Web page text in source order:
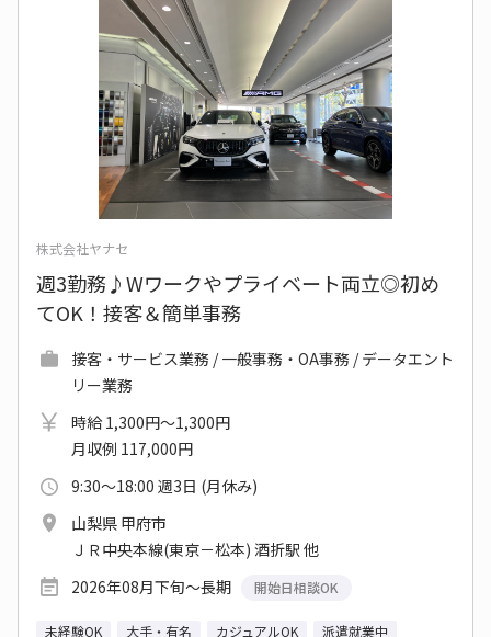
株式会社ヤナセ
週3勤務♪Wワークやプライベート両立◎初め
てOK！接客＆簡単事務
接客・サービス業務 / 一般事務・OA事務 / データエント
リー業務
時給 1,300円～1,300円
月収例 117,000円
9:30～18:00 週3日 (月休み)
山梨県 甲府市
ＪＲ中央本線(東京－松本) 酒折駅 他
2026年08月下旬～長期
開始日相談OK
未経験OK 大手・有名 カジュアルOK
派遣就業中